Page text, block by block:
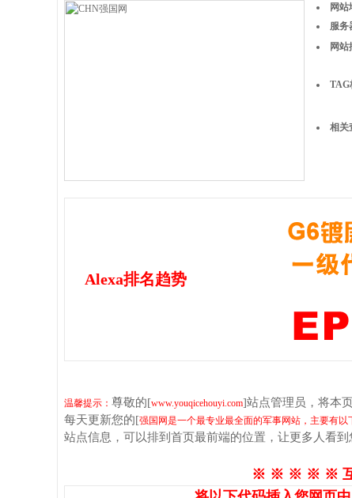
网站
服务
网站
TAG
相关
Alexa排名趋势
温馨提示： 尊敬的[www.youqicehouyi.com]站点管理员，将本
每天更新您的[强国网是一个最专业最全面的军事网站，主要有
站点信息，可以排到首页最前端的位置，让更多人看到
※ ※ ※ ※ ※ 互